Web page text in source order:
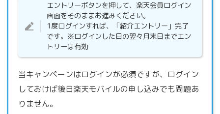
エントリーボタンを押して、楽天会員ログイン
画面をそのままお進みください。
1度ログインすれば、「紹介エントリー」完了
です。※ログインした日の翌々月末日までエン
トリーは有効
当キャンペーンはログインが必須ですが、ログイン
しておけば後日楽天モバイルの申し込みでも問題あ
りません。